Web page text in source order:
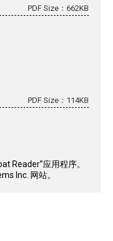
PDF Size：662KB
PDF Size：114KB
Reader”应用程序。
Inc. 网站。